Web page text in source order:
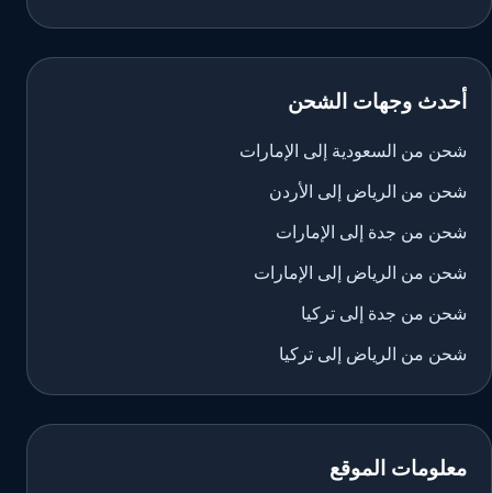
أحدث وجهات الشحن
شحن من السعودية إلى الإمارات
شحن من الرياض إلى الأردن
شحن من جدة إلى الإمارات
شحن من الرياض إلى الإمارات
شحن من جدة إلى تركيا
شحن من الرياض إلى تركيا
معلومات الموقع